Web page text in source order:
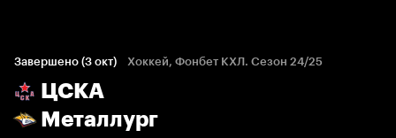
Завершено (3 окт) Хоккей, Фонбет КХЛ. Сезон 24/25
ЦСКА
Металлург